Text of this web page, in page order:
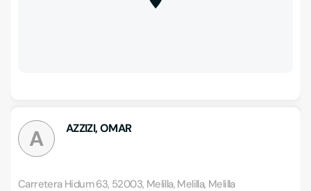
A AZZIZI, OMAR
Carretera Hidum 63, 52003, Melilla, Melilla, Melilla